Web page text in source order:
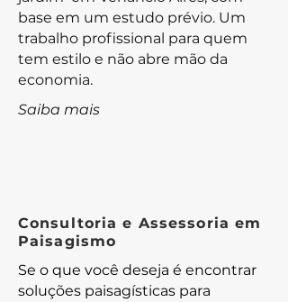
base em um estudo prévio. Um
trabalho profissional para quem
tem estilo e não abre mão da
economia.
Saiba mais
Consultoria e Assessoria em
Paisagismo
Se o que você deseja é encontrar
soluções paisagísticas para